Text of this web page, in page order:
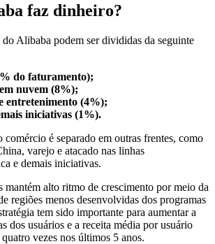
faz dinheiro?
Alibaba podem ser divididas da seguinte
do faturamento);
nuvem (8%);
entretenimento (4%);
iniciativas (1%).
comércio é separado em outras frentes, como
varejo e atacado nas linhas
e demais iniciativas.
mantém alto ritmo de crescimento por meio da
regiões menos desenvolvidas dos programas
tem sido importante para aumentar a
dos usuários e a receita média por usuário
vezes nos últimos 5 anos.